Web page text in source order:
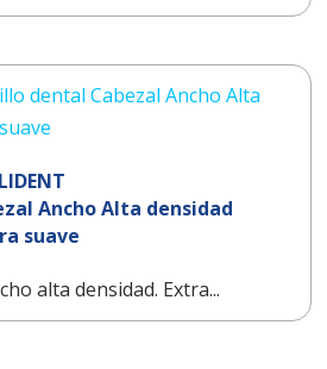
Ancho Alta densidad
suave
alta densidad. Extra...